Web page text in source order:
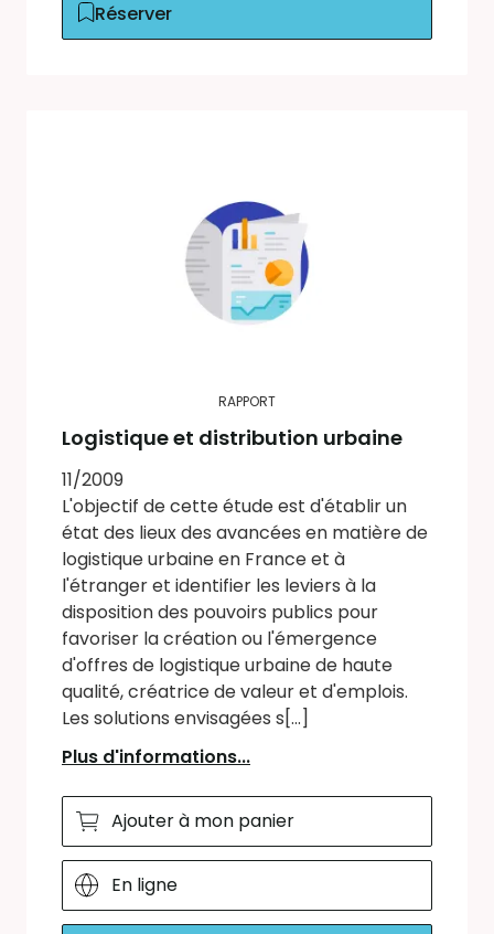
Réserver
RAPPORT
Logistique et distribution urbaine
11/2009
L'objectif de cette étude est d'établir un
état des lieux des avancées en matière de
logistique urbaine en France et à
l'étranger et identifier les leviers à la
disposition des pouvoirs publics pour
favoriser la création ou l'émergence
d'offres de logistique urbaine de haute
qualité, créatrice de valeur et d'emplois.
Les solutions envisagées s[...]
Plus d'informations...
Ajouter à mon panier
En ligne